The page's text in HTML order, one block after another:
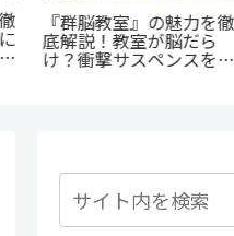
の感動をもう一度！
D・N・ANGEL』正統
編『DDNAngels』の
《
に
オ
戦